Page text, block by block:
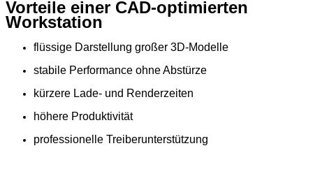
Vorteile einer CAD‑optimierten
Workstation
flüssige Darstellung großer 3D‑Modelle
stabile Performance ohne Abstürze
kürzere Lade‑ und Renderzeiten
höhere Produktivität
professionelle Treiberunterstützung